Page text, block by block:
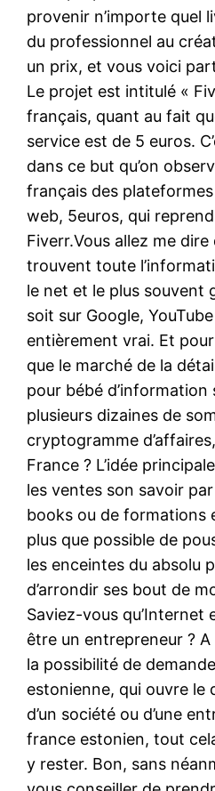
provenir n’importe quel
du professionnel au
un prix, et vous voici
Le projet est intitulé «
français, quant au fait
service est de 5 euros.
dans ce but qu’on
français des
web, 5euros, qui
Fiverr.Vous allez me dire
trouvent toute
le net et le plus souvent
soit sur Google,
entièrement vrai. Et
que le marché de la
pour bébé d’information
plusieurs dizaines de
cryptogramme
France ? L’idée
les ventes son savoir par
books ou de formations
plus que possible de
les enceintes du absolu
d’arrondir ses bout de
Saviez-vous
être un entrepreneur ? A
la possibilité de
estonienne, qui ouvre le
d’un société ou d’une
france estonien, tout
y rester. Bon, sans